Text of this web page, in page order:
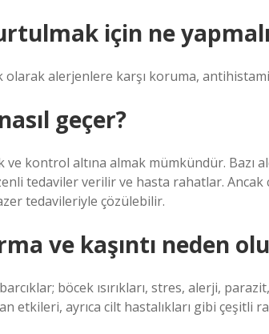
için ne
alerjenlere karşı koruma,
geçer?
ve kontrol altına almak mümkündür. Bazı
tedaviler verilir ve hasta rahatlar. Ancak
tedavileriyle çözülebilir.
ve kaşıntı neden
böcek ısırıkları, stres, alerji,
etkileri, ayrıca cilt hastalıkları gibi çeşitli